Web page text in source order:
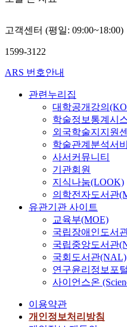
고객센터 (평일: 09:00~18:00)
1599-3122
ARS 번호안내
관련누리집
대학공개강의
학술정보통계시
외국학술지지원
학술관계분석서
사서커뮤니티
기관회원
지식나눔(LOOK)
의학전자도서관
유관기관 사이트
교육부(MOE)
국립장애인도서
국립중앙도서관
국회도서관(NAL)
연구윤리정보포
사이언스온
이용약관
개인정보처리방침